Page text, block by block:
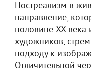
Постреализм в
направление,
половине XX века
художников,
подходу к